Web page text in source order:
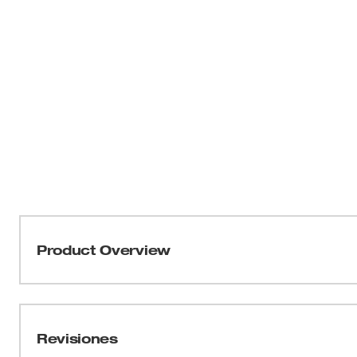
Product Overview
un diagnóstico claro con despeje confiable de
Revisiones